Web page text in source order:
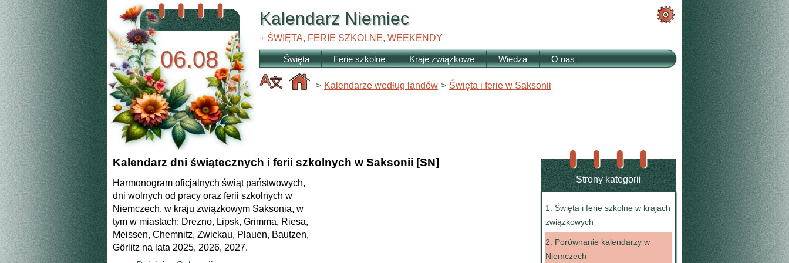
Kalendarz Niemiec
06.08
+ ŚWIĘTA, FERIE SZKOLNE, WEEKENDY
Święta Ferie szkolne Kraje związkowe Wiedza O nas
> Kalendarze według landów > Święta i ferie w Saksonii
Kalendarz dni świątecznych i ferii szkolnych w Saksonii [SN]
Harmonogram oficjalnych świąt państwowych,
dni wolnych od pracy oraz ferii szkolnych w
Niemczech, w kraju związkowym Saksonia, w
tym w miastach: Drezno, Lipsk, Grimma, Riesa,
Meissen, Chemnitz, Zwickau, Plauen, Bautzen,
Görlitz na lata 2025, 2026, 2027.
Strony kategorii
1. Święta i ferie szkolne w krajach
związkowych
2. Porównanie kalendarzy w
Niemczech